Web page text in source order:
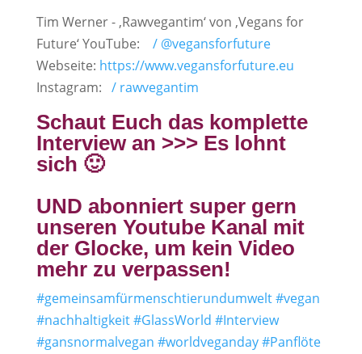
Tim Werner - ‚Rawvegantim‘ von ‚Vegans for
Future‘ YouTube:
/ @vegansforfuture
Webseite: https://www.vegansforfuture.eu
Instagram: / rawvegantim
Schaut Euch das komplette
Interview an >>> Es lohnt
sich 🙂
UND abonniert super gern
unseren Youtube Kanal mit
der Glocke, um kein Video
mehr zu verpassen!
#gemeinsamfürmenschtierundumwelt#vegan
#nachhaltigkeit#GlassWorld #Interview
#gansnormalvegan #worldveganday#Panflöte